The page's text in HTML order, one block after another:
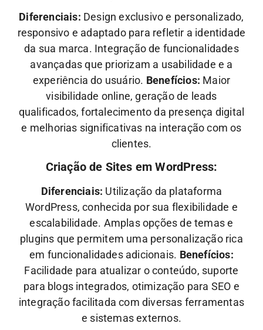
Diferenciais: Design exclusivo e personalizado,
responsivo e adaptado para refletir a identidade
da sua marca. Integração de funcionalidades
avançadas que priorizam a usabilidade e a
experiência do usuário. Benefícios: Maior
visibilidade online, geração de leads
qualificados, fortalecimento da presença digital
e melhorias significativas na interação com os
clientes.
Criação de Sites em WordPress:
Diferenciais: Utilização da plataforma
WordPress, conhecida por sua flexibilidade e
escalabilidade. Amplas opções de temas e
plugins que permitem uma personalização rica
em funcionalidades adicionais. Benefícios:
Facilidade para atualizar o conteúdo, suporte
para blogs integrados, otimização para SEO e
integração facilitada com diversas ferramentas
e sistemas externos.